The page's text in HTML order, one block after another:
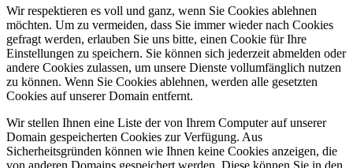
Wir respektieren es voll und ganz, wenn Sie Cookies ablehnen
möchten. Um zu vermeiden, dass Sie immer wieder nach Cookies
gefragt werden, erlauben Sie uns bitte, einen Cookie für Ihre
Einstellungen zu speichern. Sie können sich jederzeit abmelden oder
andere Cookies zulassen, um unsere Dienste vollumfänglich nutzen
zu können. Wenn Sie Cookies ablehnen, werden alle gesetzten
Cookies auf unserer Domain entfernt.
Wir stellen Ihnen eine Liste der von Ihrem Computer auf unserer
Domain gespeicherten Cookies zur Verfügung. Aus
Sicherheitsgründen können wie Ihnen keine Cookies anzeigen, die